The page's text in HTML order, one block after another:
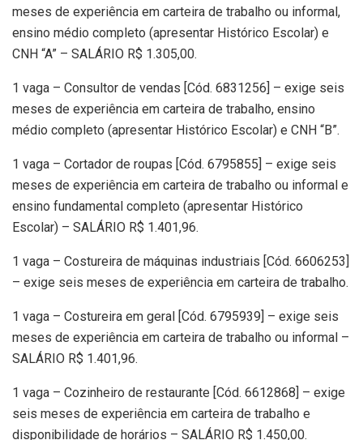
meses de experiência em carteira de trabalho ou informal,
ensino médio completo (apresentar Histórico Escolar) e
CNH “A” – SALÁRIO R$ 1.305,00.
1 vaga – Consultor de vendas [Cód. 6831256] – exige seis
meses de experiência em carteira de trabalho, ensino
médio completo (apresentar Histórico Escolar) e CNH “B”.
1 vaga – Cortador de roupas [Cód. 6795855] – exige seis
meses de experiência em carteira de trabalho ou informal e
ensino fundamental completo (apresentar Histórico
Escolar) – SALÁRIO R$ 1.401,96.
1 vaga – Costureira de máquinas industriais [Cód. 6606253]
– exige seis meses de experiência em carteira de trabalho.
1 vaga – Costureira em geral [Cód. 6795939] – exige seis
meses de experiência em carteira de trabalho ou informal –
SALÁRIO R$ 1.401,96.
1 vaga – Cozinheiro de restaurante [Cód. 6612868] – exige
seis meses de experiência em carteira de trabalho e
disponibilidade de horários – SALÁRIO R$ 1.450,00.